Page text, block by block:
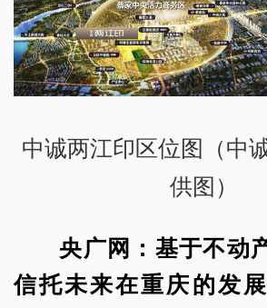
中诚两江印区位图（中
供图）
央广网：基于不动
信托未来在重庆的发